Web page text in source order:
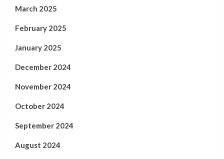
March 2025
February 2025
January 2025
December 2024
November 2024
October 2024
September 2024
August 2024